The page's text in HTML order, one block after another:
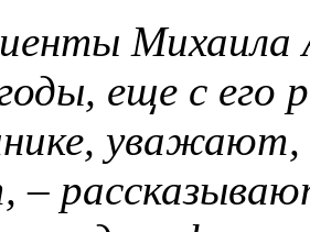
Михаила
еще с
уважают,
–